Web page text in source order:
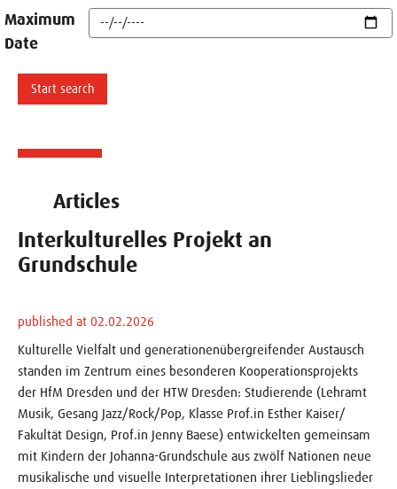
Maximum
Date
Articles
Interkulturelles Projekt an
Grundschule
published at 02.02.2026
Kulturelle Vielfalt und generationenübergreifender Austausch
standen im Zentrum eines besonderen Kooperationsprojekts
der HfM Dresden und der HTW Dresden: Studierende (Lehramt
Musik, Gesang Jazz/Rock/Pop, Klasse Prof.in Esther Kaiser/
Fakultät Design, Prof.in Jenny Baese) entwickelten gemeinsam
mit Kindern der Johanna-Grundschule aus zwölf Nationen neue
musikalische und visuelle Interpretationen ihrer Lieblingslieder